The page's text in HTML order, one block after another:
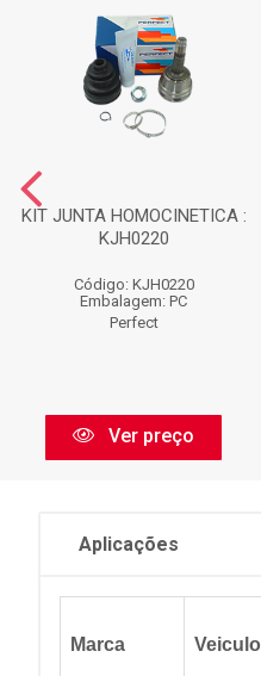
KIT JUNTA HOMOCINETICA :
KJH0220
Código: KJH0220
Embalagem: PC
Perfect
Ver preço
Aplicações
Marca Veiculo